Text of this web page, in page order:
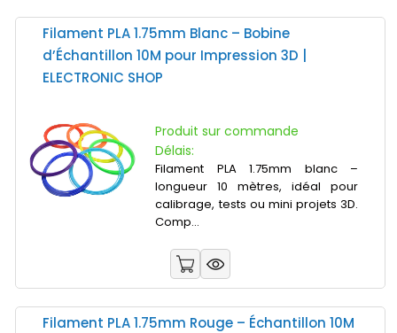
Filament PLA 1.75mm Blanc – Bobine
d’Échantillon 10M pour Impression 3D |
ELECTRONIC SHOP
Produit sur commande
Délais:
Filament PLA 1.75mm blanc –
longueur 10 mètres, idéal pour
calibrage, tests ou mini projets 3D.
Comp...
Filament PLA 1.75mm Rouge – Échantillon 10M